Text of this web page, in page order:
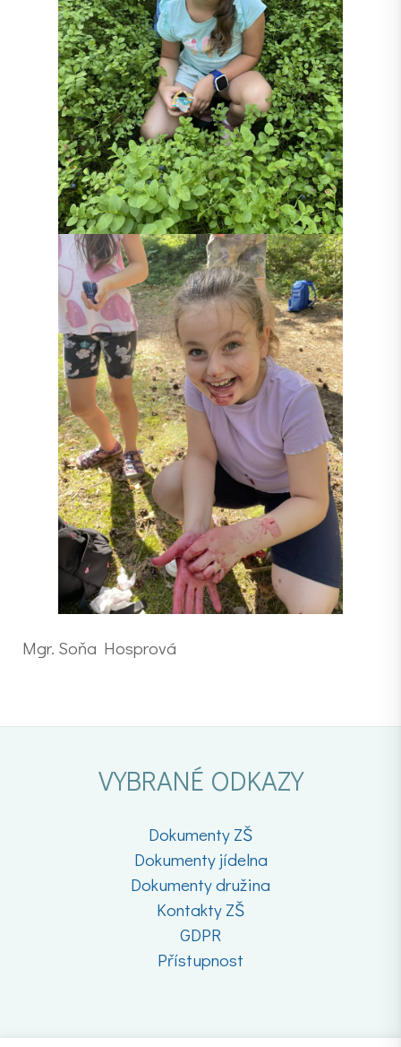
Mgr. Soňa Hosprová
VYBRANÉ ODKAZY
Dokumenty ZŠ
Dokumenty jídelna
Dokumenty družina
Kontakty ZŠ
GDPR
Přístupnost